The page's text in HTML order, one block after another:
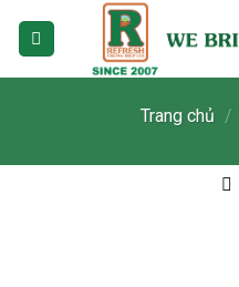
Trang chủ /